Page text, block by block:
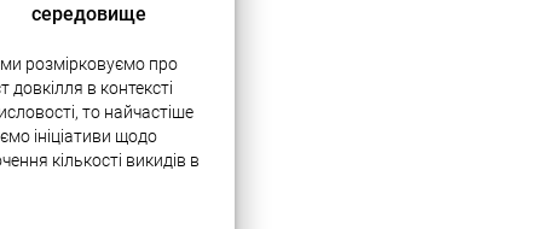
середовище
розмірковуємо про
довкілля в контексті
то найчастіше
ініціативи щодо
кількості викидів в